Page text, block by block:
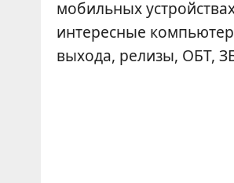
мобильных
интересные
выхода, релизы, ОБТ,